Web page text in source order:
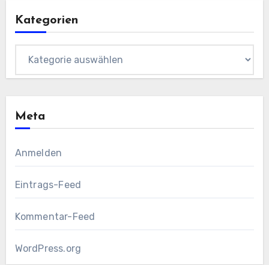
Kategorien
Meta
Anmelden
Eintrags-Feed
Kommentar-Feed
WordPress.org